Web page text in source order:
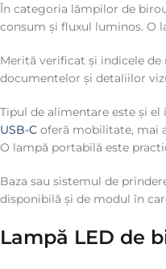
În categoria lămpilor de
consum și fluxul luminos. O
Merită verificat și indicele
documentelor și detaliilor
Tipul de alimentare este și
USB-C oferă mobilitate, mai
O lampă portabilă este
Baza sau sistemul de
disponibilă și de modul în
Lampă LED de